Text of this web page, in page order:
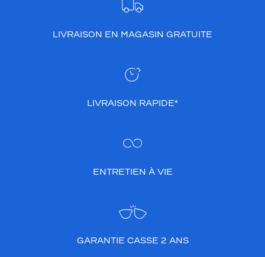
LIVRAISON EN MAGASIN GRATUITE
LIVRAISON RAPIDE*
ENTRETIEN À VIE
GARANTIE CASSE 2 ANS